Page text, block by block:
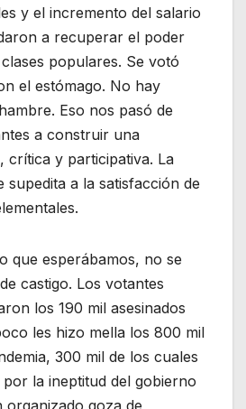
y el incremento del salario
a recuperar el poder
populares. Se votó
el estómago. No hay
Eso nos pasó de
a construir una
crítica y participativa. La
supedita a la satisfacción de
que esperábamos, no se
castigo. Los votantes
los 190 mil asesinados
les hizo mella los 800 mil
300 mil de los cuales
la ineptitud del gobierno